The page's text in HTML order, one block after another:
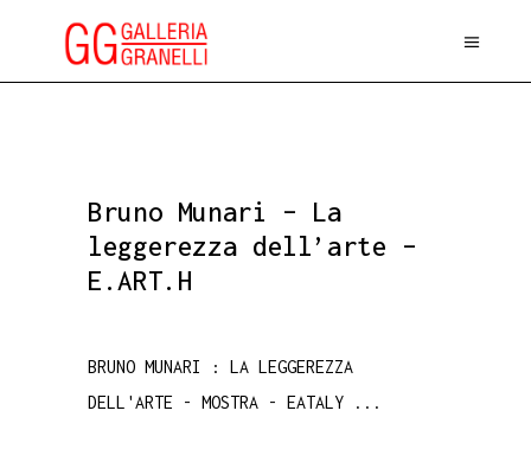
Bruno Munari – La
leggerezza dell’arte –
E.ART.H
BRUNO MUNARI : LA LEGGEREZZA
DELL'ARTE - MOSTRA - EATALY